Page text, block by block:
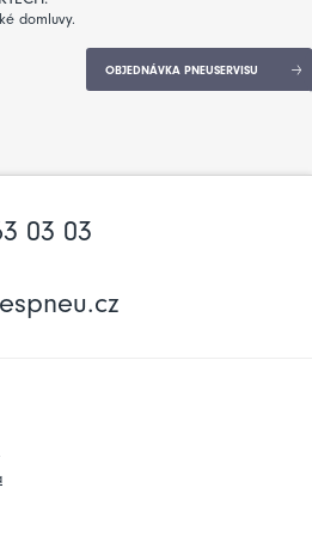
domluvy.
OBJEDNÁVKA PNEUSERVISU
03 03